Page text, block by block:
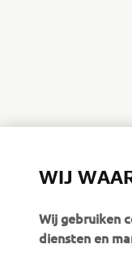
WIJ
Wij gebruiken
diensten en